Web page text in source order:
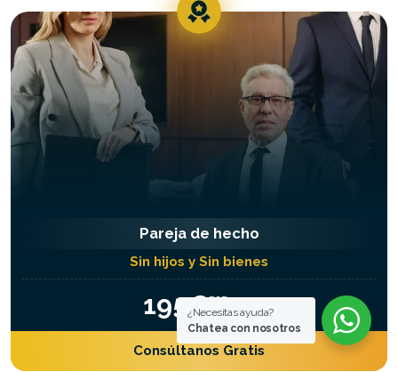
Pareja de hecho
Sin hijos y Sin bienes
195€POR
CÓNYUGE
Consúltanos Gratis
¿Necesitas ayuda?
Chatea con nosotros